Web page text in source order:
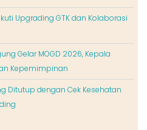
Upgrading GTK dan Kolaborasi
Gelar MOGD 2026, Kepala
Kepemimpinan
Ditutup dengan Cek Kesehatan